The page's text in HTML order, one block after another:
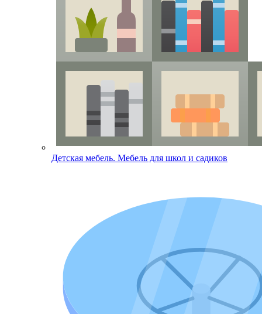
Детская мебель. Мебель для школ и садиков